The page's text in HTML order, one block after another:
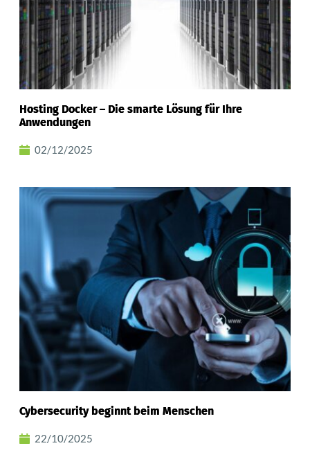
Hosting Docker – Die smarte Lösung für Ihre
Anwendungen
02/12/2025
Cybersecurity beginnt beim Menschen
22/10/2025